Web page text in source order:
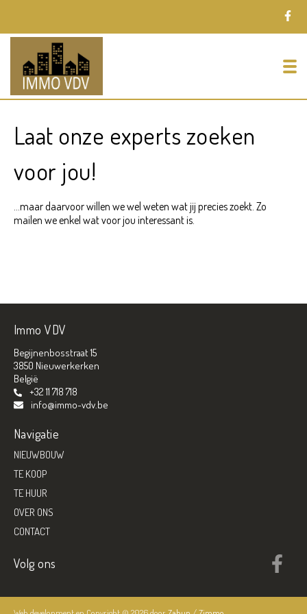
Laat onze experts zoeken
voor jou!
…maar daarvoor willen we wel weten wat jij precies zoekt. Zo
mailen we enkel wat voor jou interessant is.
Immo VDV
Begijnenbosstraat 15
3850 Nieuwerkerken
België
+32 11 718 718
info@immo-vdv.be
Navigatie
NIEUWBOUW
TE KOOP
TE HUUR
OVER ONS
CONTACT
Volg ons